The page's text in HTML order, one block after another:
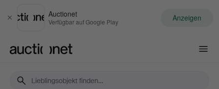
Schließen
Auctionet
Verfügbar auf Google Play Anzeigen